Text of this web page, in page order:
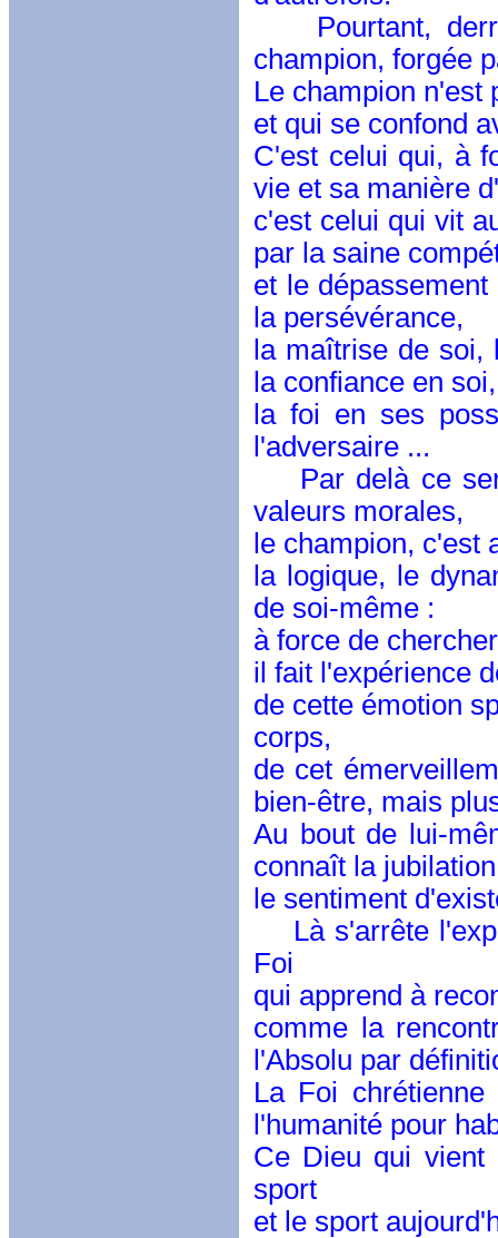
Pourtant,
champion, forgée
Le champion n'est
et qui se confond
C'est celui qui, à
vie et sa manière
c'est celui qui vit
par la saine
et le
la persévérance,
la maîtrise de soi,
la confiance en soi,
la foi en ses
l'adversaire ...
Par delà ce
valeurs morales,
le champion, c'est
la logique, le
de soi-même :
à force de
il fait l'expérience
de cette émotion
corps,
de cet
bien-être, mais
Au bout de lui-
connaît la
le sentiment
Là s'arrête
Foi
qui apprend à
comme la
l'Absolu par
La Foi
l'humanité pour
Ce Dieu qui vient
sport
et le sport